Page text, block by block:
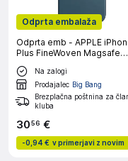
Odprta embalaža
Odprta emb - APPLE
Plus FineWoven Magsafe
(Pacific Blue) ovitek
Na zalogi
Prodajalec Big Bang
Brezplačna poštnina za
kluba
3056 €
-0,94 € v primerjavi z novim